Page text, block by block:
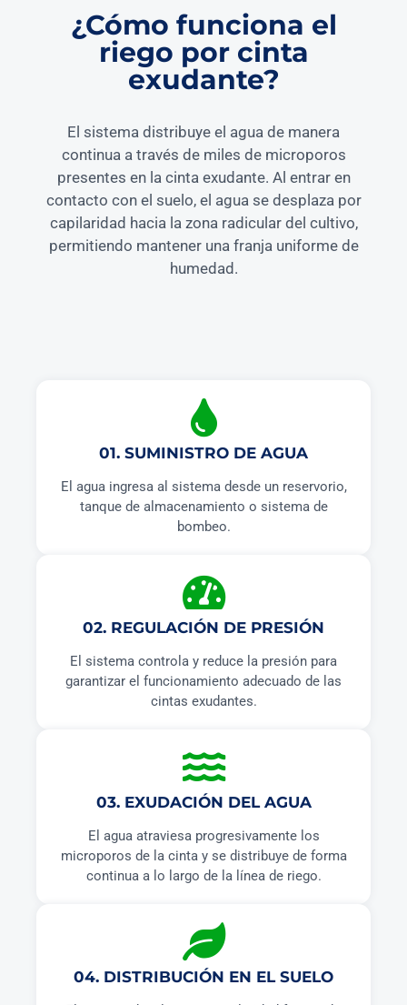
¿Cómo funciona el
riego por cinta
exudante?
El sistema distribuye el agua de manera
continua a través de miles de microporos
presentes en la cinta exudante. Al entrar en
contacto con el suelo, el agua se desplaza por
capilaridad hacia la zona radicular del cultivo,
permitiendo mantener una franja uniforme de
humedad.
01. SUMINISTRO DE AGUA
El agua ingresa al sistema desde un reservorio,
tanque de almacenamiento o sistema de
bombeo.
02. REGULACIÓN DE PRESIÓN
El sistema controla y reduce la presión para
garantizar el funcionamiento adecuado de las
cintas exudantes.
03. EXUDACIÓN DEL AGUA
El agua atraviesa progresivamente los
microporos de la cinta y se distribuye de forma
continua a lo largo de la línea de riego.
04. DISTRIBUCIÓN EN EL SUELO